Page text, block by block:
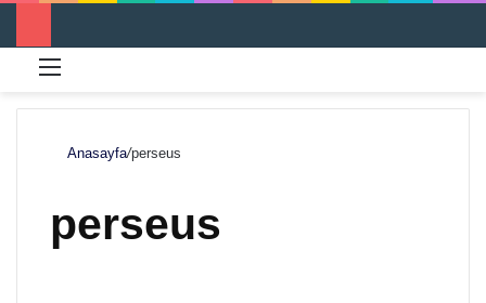
Anasayfa/perseus
perseus